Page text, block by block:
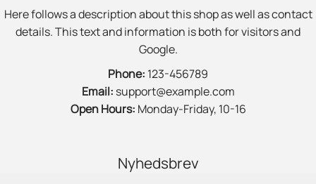
Here follows a description about this shop as well as contact
details. This text and information is both for visitors and
Google.
Phone: 123-456789
Email: support@example.com
Open Hours: Monday-Friday, 10-16
Nyhedsbrev